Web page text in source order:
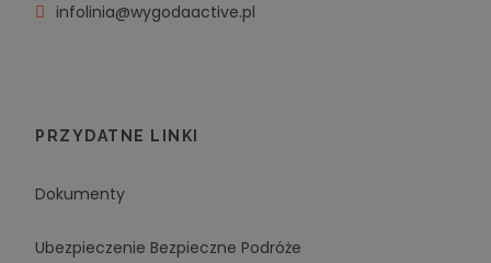
infolinia@wygodaactive.pl
PRZYDATNE LINKI
Dokumenty
Ubezpieczenie Bezpieczne Podróże